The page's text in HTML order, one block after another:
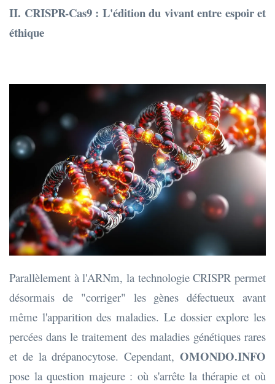
II. CRISPR-Cas9 : L'édition du vivant entre espoir et
éthique
Parallèlement à l'ARNm, la technologie CRISPR permet
désormais de "corriger" les gènes défectueux avant
même l'apparition des maladies. Le dossier explore les
percées dans le traitement des maladies génétiques rares
et de la drépanocytose. Cependant, OMONDO.INFO
pose la question majeure : où s'arrête la thérapie et où